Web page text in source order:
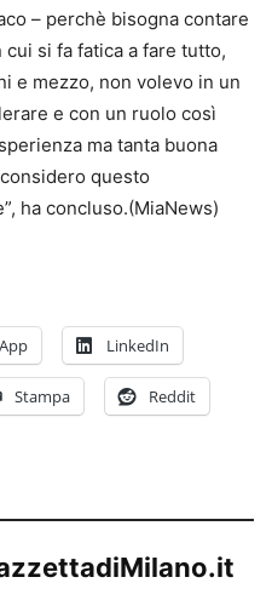
– perchè bisogna contare
cui si fa fatica a fare tutto,
e mezzo, non volevo in un
e con un ruolo così
ma tanta buona
questo
ha concluso.(MiaNews)
LinkedIn
Stampa Reddit